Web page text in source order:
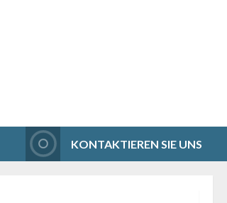
KONTAKTIEREN SIE UNS